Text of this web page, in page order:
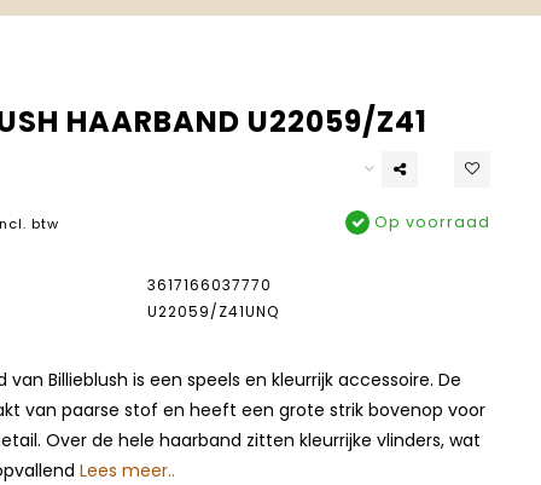
HAARBAND U22059/Z41
btw Op voorraad
3617166037770
U22059/Z41UNQ
van Billieblush is een speels en kleurrijk accessoire. De
van paarse stof en heeft een grote strik bovenop voor
Over de hele haarband zitten kleurrijke vlinders, wat
Lees meer..